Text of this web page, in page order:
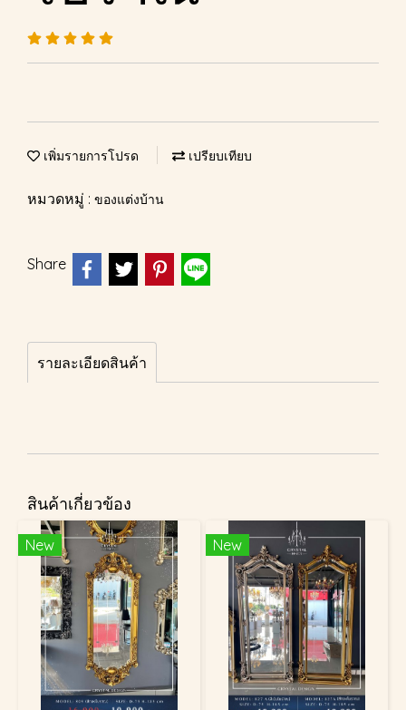
เพิ่มรายการโปรด เปรียบเทียบ
หมวดหมู่ : ของแต่งบ้าน
Share
รายละเอียดสินค้า
สินค้าเกี่ยวข้อง
New New